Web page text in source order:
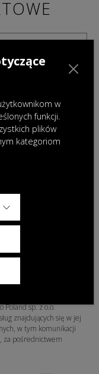
formularzu są Omoda
przez Państwa Dealer.
w
Omoda Auto
Poland sp. z o.o.
znajdujących się w jej
w tym komunikacji
za pośrednictwem
w
funkcji.
plików
kategoriom